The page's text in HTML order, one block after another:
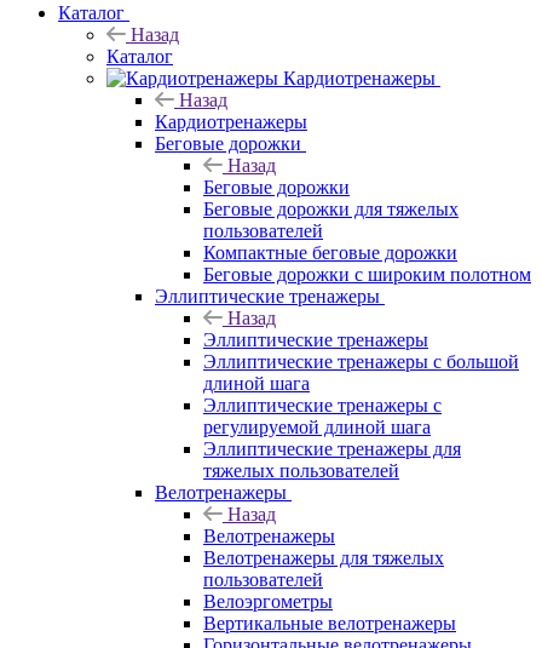
Каталог
Назад
Каталог
Кардиотренажеры
Назад
Кардиотренажеры
Беговые дорожки
Назад
Беговые дорожки
Беговые дорожки для тяжелых
пользователей
Компактные беговые дорожки
Беговые дорожки с широким полотном
Эллиптические тренажеры
Назад
Эллиптические тренажеры
Эллиптические тренажеры с большой
длиной шага
Эллиптические тренажеры с
регулируемой длиной шага
Эллиптические тренажеры для
тяжелых пользователей
Велотренажеры
Назад
Велотренажеры
Велотренажеры для тяжелых
пользователей
Велоэргометры
Вертикальные велотренажеры